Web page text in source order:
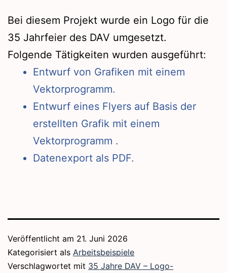
Bei diesem Projekt wurde ein Logo für die
35 Jahrfeier des DAV umgesetzt.
Folgende Tätigkeiten wurden ausgeführt:
Entwurf von Grafiken mit einem
Vektorprogramm.
Entwurf eines Flyers auf Basis der
erstellten Grafik mit einem
Vektorprogramm .
Datenexport als PDF.
Veröffentlicht am 21. Juni 2026
Kategorisiert als Arbeitsbeispiele
Verschlagwortet mit 35 Jahre DAV – Logo-